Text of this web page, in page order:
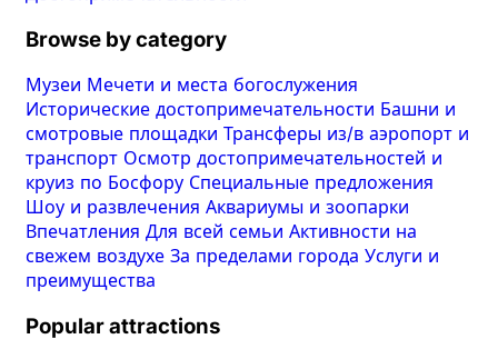
Browse by category
Музеи Мечети и места богослужения
Исторические достопримечательности Башни и
смотровые площадки Трансферы из/в аэропорт и
транспорт Осмотр достопримечательностей и
круиз по Босфору Специальные предложения
Шоу и развлечения Аквариумы и зоопарки
Впечатления Для всей семьи Активности на
свежем воздухе За пределами города Услуги и
преимущества
Popular attractions